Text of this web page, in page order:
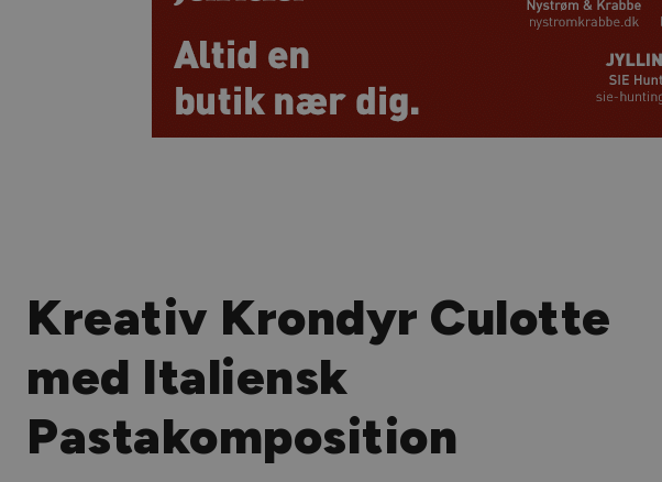
Kreativ Krondyr Culotte
med Italiensk
Pastakomposition